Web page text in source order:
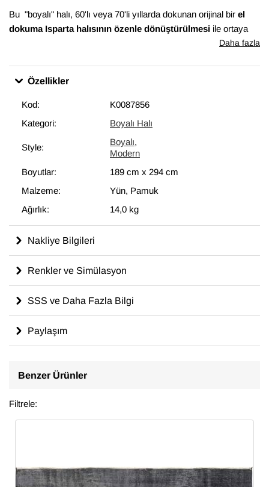
Bu "boyalı" halı, 60'lı veya 70'li yıllarda dokunan orijinal bir el
dokuma Isparta halısının özenle dönüştürülmesi ile ortaya
189 cm x 294 cm
ile traşlamayla başlar. Daha sonra renkleri azaltmak için bir dizi
işlemden geçirilirler. Artık tek renkte boyanmaya hazırdırlar.
kez boyanır. Bu muhteşem dönüşüm, modern dekoru
tamamlayan eşsiz görünüme sahip halılar ortaya çıkartır ve
çağdaş sanatın bir parçası olarak düşünülebilir.
Daha fazla
Özellikler
Kod:
K0087856
Kategori:
Boyalı Halı
Style:
Boyalı,
Modern
Boyutlar:
189 cm x 294 cm
Malzeme:
Yün, Pamuk
Ağırlık:
14,0 kg
Nakliye Bilgileri
Renkler ve Simülasyon
SSS ve Daha Fazla Bilgi
Paylaşım
Benzer Ürünler
Filtrele: